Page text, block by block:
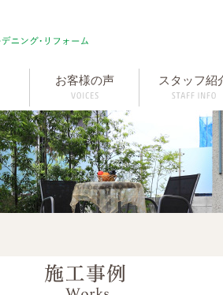
お客様の声 スタッフ紹